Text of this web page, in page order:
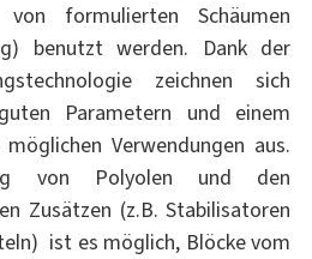
formulierten Schäumen
benutzt werden. Dank der
zeichnen sich
Parametern und einem
Verwendungen aus.
von Polyolen und den
Zusätzen (z.B. Stabilisatoren
ist es möglich, Blöcke vom